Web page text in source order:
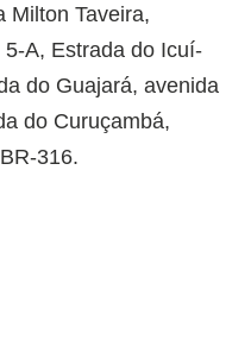
Milton Taveira,
A, Estrada do Icuí-
do Guajará, avenida
do Curuçambá,
316.